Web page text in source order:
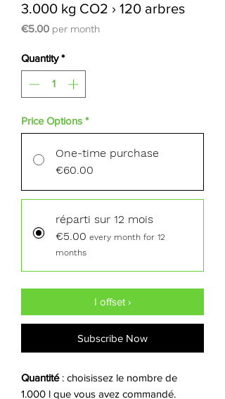
3.000 kg CO2 › 120 arbres
€5.00Price
per month
Quantity *
Price Options *
One-time purchase
€60.00
réparti sur 12 mois
€5.00 every month for 12
months
I offset ›
Subscribe Now
Quantité: choisissez le nombre de
1.000 l que vous avez commandé.